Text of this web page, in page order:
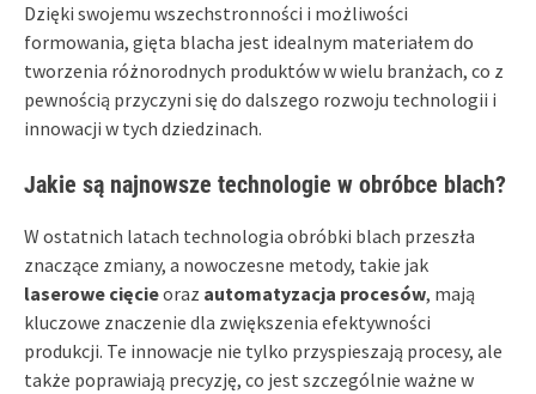
Dzięki swojemu wszechstronności i możliwości
formowania, gięta blacha jest idealnym materiałem do
tworzenia różnorodnych produktów w wielu branżach, co z
pewnością przyczyni się do dalszego rozwoju technologii i
innowacji w tych dziedzinach.
Jakie są najnowsze technologie w obróbce blach?
W ostatnich latach technologia obróbki blach przeszła
znaczące zmiany, a nowoczesne metody, takie jak
laserowe cięcieoraz automatyzacja procesów, mają
kluczowe znaczenie dla zwiększenia efektywności
produkcji. Te innowacje nie tylko przyspieszają procesy, ale
także poprawiają precyzję, co jest szczególnie ważne w